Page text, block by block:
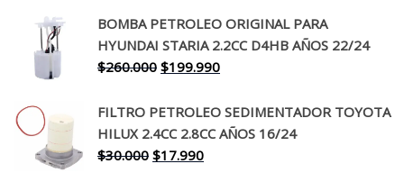
original
era:
$650.000.
actual
es:
$519.990.
BOMBA PETROLEO ORIGINAL PARA
HYUNDAI STARIA 2.2CC D4HB AÑOS 22/24
$260.000 El
original
era:
$260.000.
$199.990El
actual
es:
FILTRO PETROLEO SEDIMENTADOR TOYOTA
HILUX 2.4CC 2.8CC AÑOS 16/24
$30.000 El
$17.990El